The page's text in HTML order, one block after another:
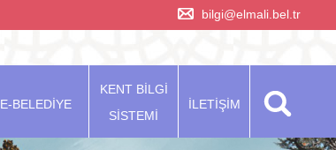
bilgi@elmali.bel.tr
E-BELEDİYE
KENT BİLGİ
SİSTEMİ
İLETİŞİM